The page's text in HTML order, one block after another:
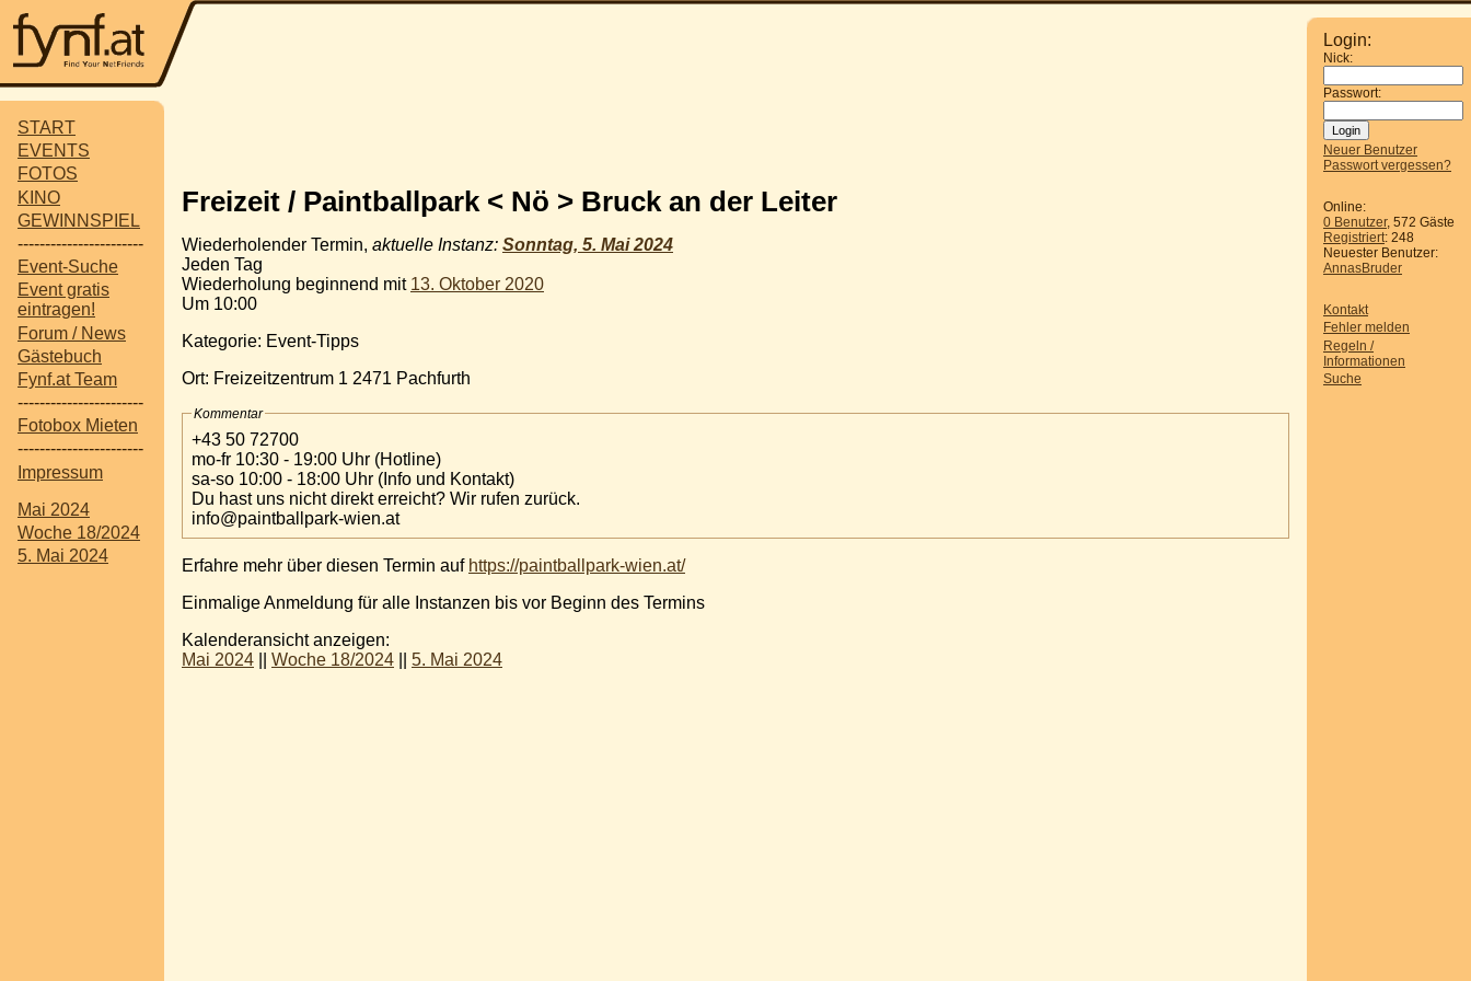
START
EVENTS
FOTOS
KINO
GEWINNSPIEL
-----------------------
Event-Suche
Event gratis
eintragen!
Forum / News
Gästebuch
Fynf.at Team
-----------------------
Fotobox Mieten
-----------------------
Impressum
Mai 2024
Woche 18/2024
5. Mai 2024
Login:
Nick:
Passwort:
Neuer Benutzer
Passwort vergessen?
Online:
0 Benutzer, 572 Gäste
Registriert: 248
Neuester Benutzer:
AnnasBruder
Kontakt
Fehler melden
Regeln /
Informationen
Suche
Freizeit / Paintballpark < Nö > Bruck an der Leiter
Wiederholender Termin, aktuelle Instanz: Sonntag, 5. Mai 2024
Jeden Tag
Wiederholung beginnend mit 13. Oktober 2020
Um 10:00
Kategorie: Event-Tipps
Ort: Freizeitzentrum 1 2471 Pachfurth
Kommentar
+43 50 72700
mo-fr 10:30 - 19:00 Uhr (Hotline)
sa-so 10:00 - 18:00 Uhr (Info und Kontakt)
Du hast uns nicht direkt erreicht? Wir rufen zurück.
info@paintballpark-wien.at
Erfahre mehr über diesen Termin auf https://paintballpark-wien.at/
Einmalige Anmeldung für alle Instanzen bis vor Beginn des Termins
Kalenderansicht anzeigen:
Mai 2024
Woche 18/2024 5. Mai 2024